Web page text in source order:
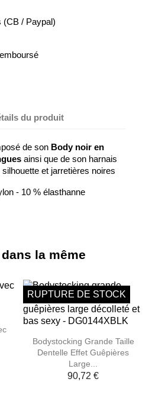
(CB / Paypal)
du produit
de son Body noir en
ainsi que de son harnais
et jarretières noires
- 10 % élasthanne
la même
Bodystocking Grande Taille
Dentelle Effet Guêpières
Large...
90,72 €
RUPTURE DE STOCK